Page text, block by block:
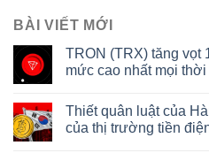
BÀI VIẾT MỚI
TRON (TRX) tăng vọt
mức cao nhất mọi thời
Thiết quân luật của
của thị trường tiền